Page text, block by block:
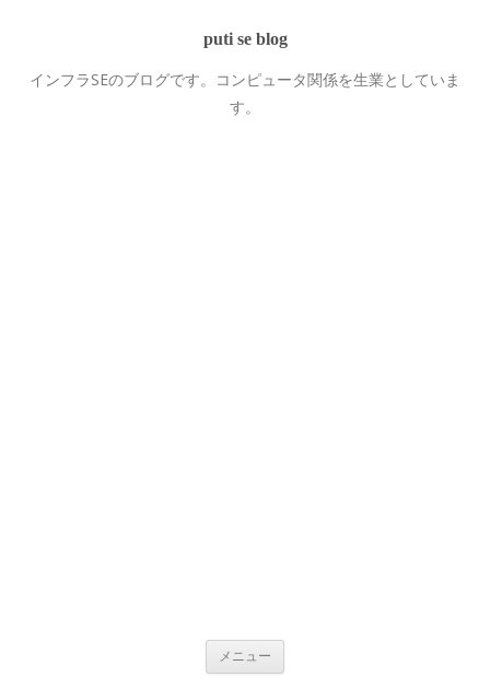
puti se blog
インフラSEのブログです。コンピュータ関係を生業としていま
す。
メニュー コンテンツへ移動